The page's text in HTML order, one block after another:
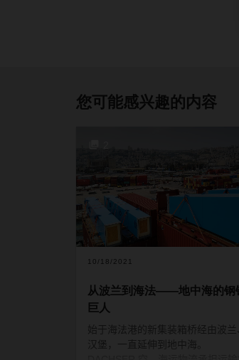
您可能感兴趣的内容
10/18/2021
从波兰到海法——地中海的钢
巨人
始于海法港的新集装箱桥经由波兰
汉堡，一直延伸到地中海。